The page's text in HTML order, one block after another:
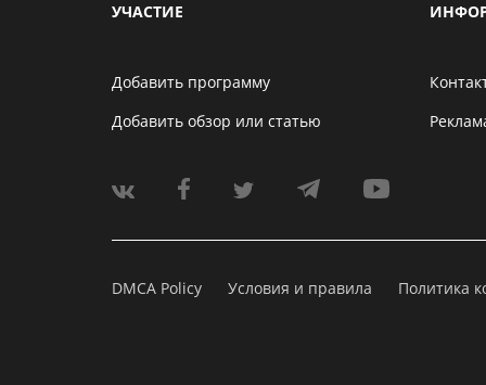
УЧАСТИЕ
Добавить программу
Добавить обзор или статью
DMCA Policy Условия и правила Политика